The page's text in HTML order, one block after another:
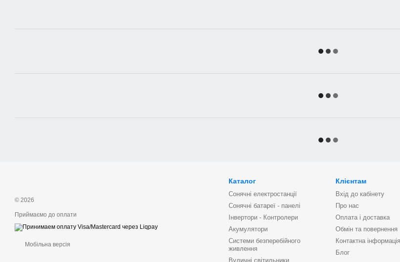
© 2026
Приймаємо до оплати
Мобільна версія
Каталог
Сонячні електростанції
Сонячні батареї - панелі
Інвертори - Контролери
Акумулятори
Системи безперебійного
живлення
Вуличні світильники
Клієнтам
Вхід до кабінету
Про нас
Оплата і доставка
Обмін та повернення
Контактна інформація
Блог